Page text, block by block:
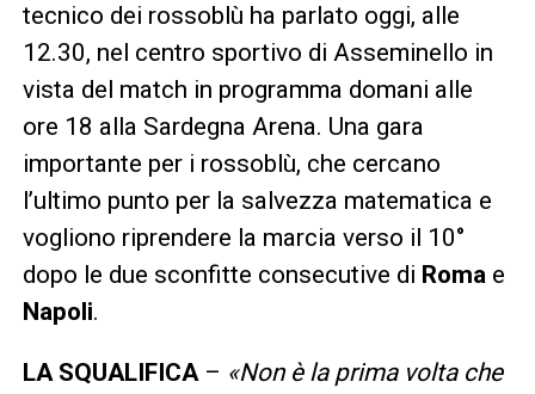
tecnico dei rossoblù ha parlato oggi, alle
12.30, nel centro sportivo di Asseminello in
vista del match in programma domani alle
ore 18 alla Sardegna Arena. Una gara
importante per i rossoblù, che cercano
l’ultimo punto per la salvezza matematica e
vogliono riprendere la marcia verso il 10°
dopo le due sconfitte consecutive di Romae
Napoli.
LA SQUALIFICA– «Non è la prima volta che